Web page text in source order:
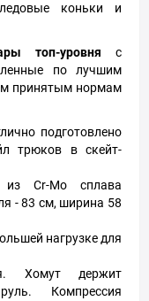
коньки и
топ-уровня с
по лучшим
принятым нормам
подготовлено
трюков в скейт-
Cr-Mo сплава
- 83 см, ширина 58
нагрузке для
Хомут держит
Компрессия